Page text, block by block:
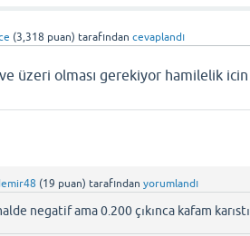
(3,318 puan) tarafından cevaplandı
üzeri olması gerekiyor hamilelik icin
(19 puan) tarafından yorumlandı
negatif ama 0.200 çıkınca kafam karıstı